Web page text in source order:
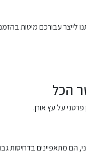
לייצר עבורכם מיטות
הכל
על עץ אורן.
הם מתאפיינים בדחיסות